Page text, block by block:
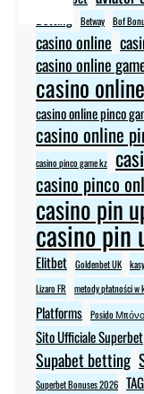
Betway Bof
casino online
casino online
casino
casino online pinco
casino online
casino pinco game kz
casino pinco
casino pin
casino pin
Elitbet Goldenbet UK
Lizaro FR
metody płatności w
Platforms Posido
Sito Ufficiale Superbet
Supabet betting
Superbet Bonuses 2026 TAG